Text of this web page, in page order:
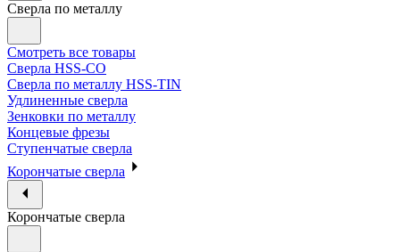
Сверла по металлу
Смотреть все товары
Сверла HSS-CO
Сверла по металлу HSS-TIN
Удлиненные сверла
Зенковки по металлу
Концевые фрезы
Ступенчатые сверла
Корончатые сверла
Корончатые сверла